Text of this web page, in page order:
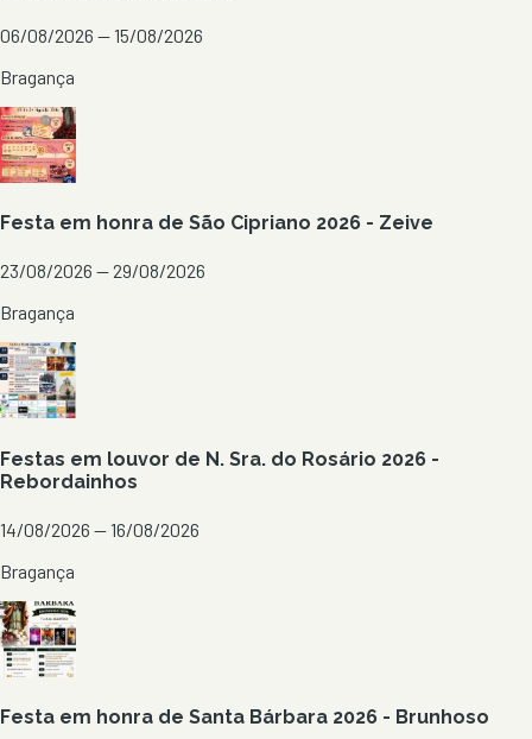
06/08/2026 — 15/08/2026
Bragança
Festa em honra de São Cipriano 2026 - Zeive
23/08/2026 — 29/08/2026
Bragança
Festas em louvor de N. Sra. do Rosário 2026 -
Rebordainhos
14/08/2026 — 16/08/2026
Bragança
Festa em honra de Santa Bárbara 2026 - Brunhoso